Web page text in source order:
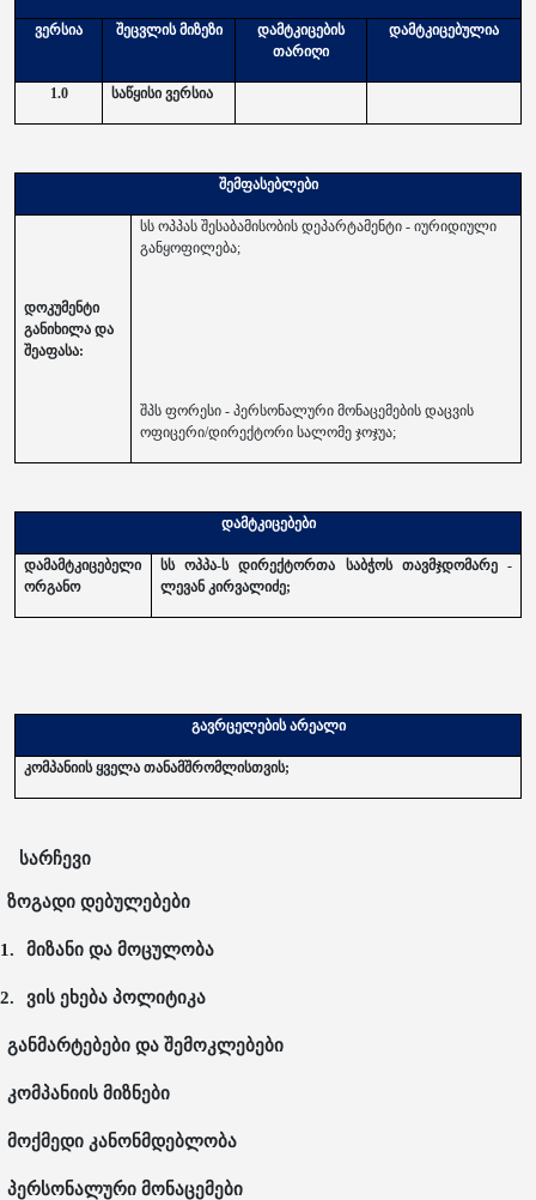
ვერსია შეცვლის მიზეზი
დამტკიცების
თარიღი
დამტკიცებულია
1.0 საწყისი ვერსია
შემფასებლები
დოკუმენტი
განიხილა და
შეაფასა:
სს ოპპას შესაბამისობის დეპარტამენტი - იურიდიული
განყოფილება;
შპს ფორესი - პერსონალური მონაცემების დაცვის
ოფიცერი/დირექტორი სალომე ჯოჯუა;
დამტკიცებები
დამამტკიცებელი
ორგანო
სს ოპპა-ს დირექტორთა საბჭოს თავმჯდომარე -
ლევან კირვალიძე;
გავრცელების არეალი
კომპანიის ყველა თანამშრომლისთვის;
სარჩევი
ზოგადი დებულებები
მიზანი და მოცულობა
ვის ეხება პოლიტიკა
განმარტებები და შემოკლებები
კომპანიის მიზნები
მოქმედი კანონმდებლობა
პერსონალური მონაცემები